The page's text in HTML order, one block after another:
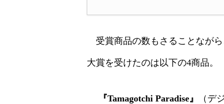
受賞商品の数もさることながら
大賞を受けたのは以下の4商品。
『Tamagotchi Paradise』
（デ